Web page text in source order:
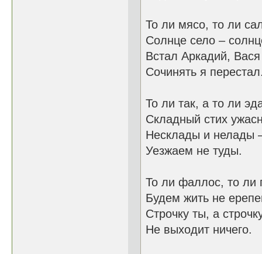
То ли мясо, то ли
Солнце село –
Встал Аркадий,
Сочинять я
То ли так, а то ли
Складный стих
Несклады и нелады
Уезжаем не туды.
То ли фаллос, то ли
Будем жить не
Строчку ты, а
Не выходит ничего.